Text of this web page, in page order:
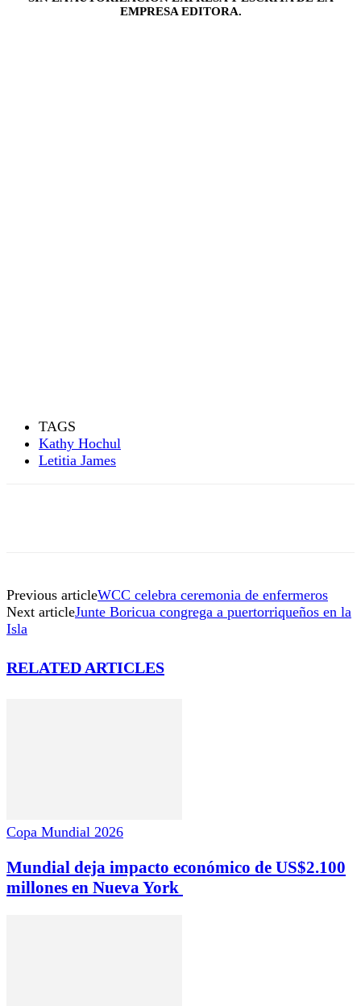
EMPRESA EDITORA.
TAGS
Kathy Hochul
Letitia James
Previous articleWCC celebra ceremonia de enfermeros
Next articleJunte Boricua congrega a puertorriqueños en la
Isla
RELATED ARTICLES
Copa Mundial 2026
Mundial deja impacto económico de US$2.100
millones en Nueva York